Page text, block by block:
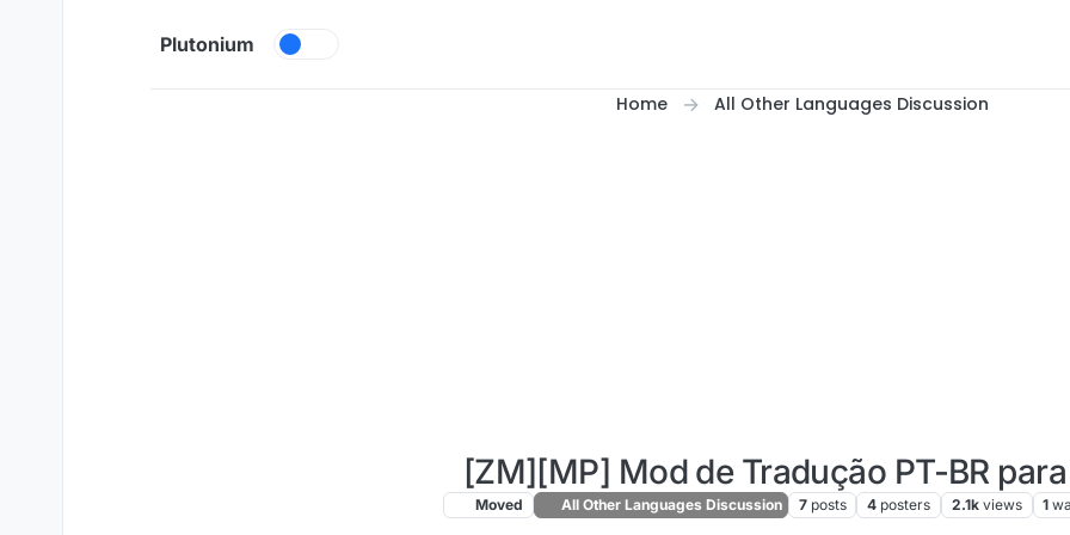
Plutonium
Home All Other Languages Discussion
[ZM][MP] Mod de Tradução PT-BR
Moved All Other Languages Discussion 7 posts 4 posters 2.1k views 1